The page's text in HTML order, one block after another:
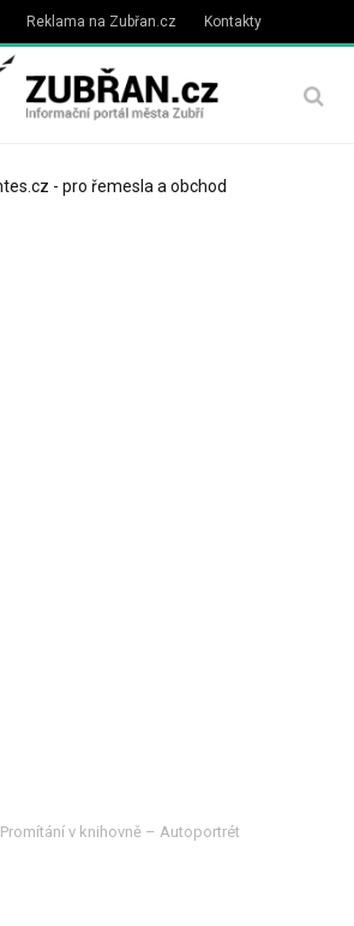
Reklama na Zubřan.cz Kontakty
Promítání v knihovně – Autoportrét